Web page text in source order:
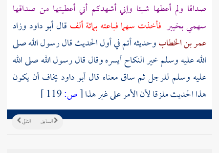
صداقا ولم أعطها شيئا وإني أشهدكم أني أعطيتها من صداقها
سهميبخيبر فأخذت سهما فباعته بمائة ألف قال أبو داود وزاد
عمر بن الخطابوحديثه أتم في أول الحديث قال رسول الله صلى
الله عليه وسلم خير النكاح أيسره وقال قال رسول الله صلى الله
عليه وسلم للرجل ثم ساق معناه قال أبو داود يخاف أن يكون
هذا الحديث ملزقا لأن الأمر على غير هذا[ص:
التالي السابق